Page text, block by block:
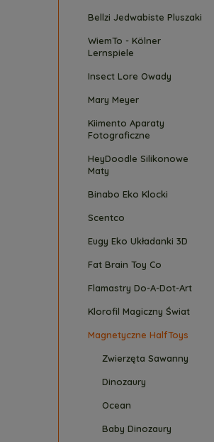
Bellzi Jedwabiste Pluszaki
WiemTo - Kölner
Lernspiele
Insect Lore Owady
Mary Meyer
Kiimento Aparaty
Fotograficzne
HeyDoodle Silikonowe
Maty
Binabo Eko Klocki
Scentco
Eugy Eko Układanki 3D
Fat Brain Toy Co
Flamastry Do-A-Dot-Art
Klorofil Magiczny Świat
Magnetyczne HalfToys
Zwierzęta Sawanny
Dinozaury
Ocean
Baby Dinozaury